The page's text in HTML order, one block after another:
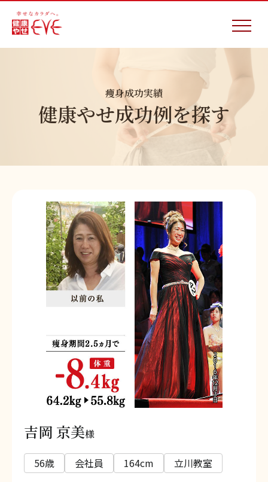
痩身成功実績
健康やせ成功例を探す
吉岡 京美様
56歳 会社員 164cm 立川教室